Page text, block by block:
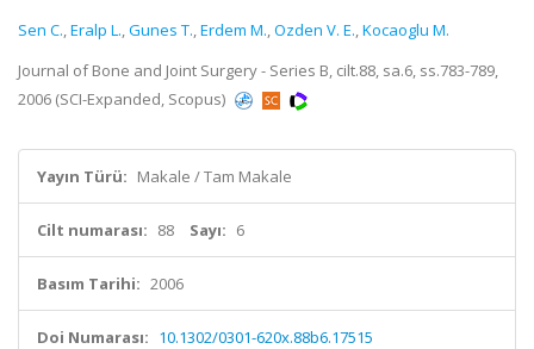
Sen C.,Eralp L.,Gunes T.,Erdem M.,Ozden V. E.,Kocaoglu M.
Journal of Bone and Joint Surgery - Series B, cilt.88, sa.6, ss.783-789,
2006 (SCI-Expanded, Scopus)
Yayın Türü: Makale / Tam Makale
Cilt numarası: 88 Sayı: 6
Basım Tarihi: 2006
Doi Numarası: 10.1302/0301-620x.88b6.17515